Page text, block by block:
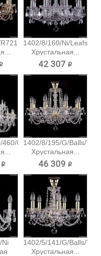
1402/8/160/Ni/Leafs
Хрустальная...
42 307 ₽
G
1402/8/195/G/Balls/
Хрустальная...
46 309 ₽
Ni
1402/5/141/G/Balls/
Хрустальная...